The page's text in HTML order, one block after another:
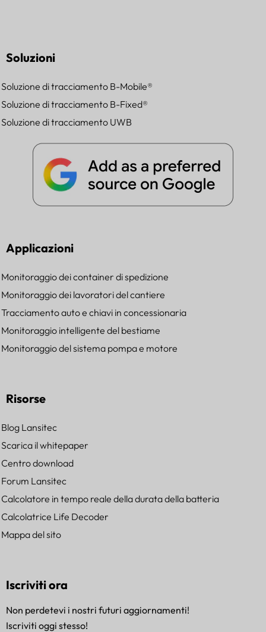
Soluzioni
Soluzione di tracciamento B-Mobile®
Soluzione di tracciamento B-Fixed®
Soluzione di tracciamento UWB
Applicazioni
Monitoraggio dei container di spedizione
Monitoraggio dei lavoratori del cantiere
Tracciamento auto e chiavi in concessionaria
Monitoraggio intelligente del bestiame
Monitoraggio del sistema pompa e motore
Risorse
Blog Lansitec
Scarica il whitepaper
Centro download
Forum Lansitec
Calcolatore in tempo reale della durata della batteria
Calcolatrice Life Decoder
Mappa del sito
Iscriviti ora
Non perdetevi i nostri futuri aggiornamenti!
Iscriviti oggi stesso!